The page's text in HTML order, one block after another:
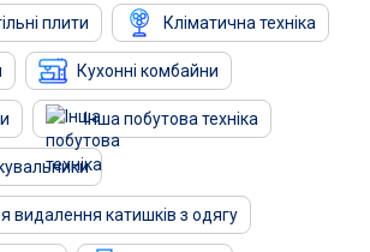
плити Кліматична техніка
Кухонні комбайни
Інша побутова техніка
видалення катишків з одягу